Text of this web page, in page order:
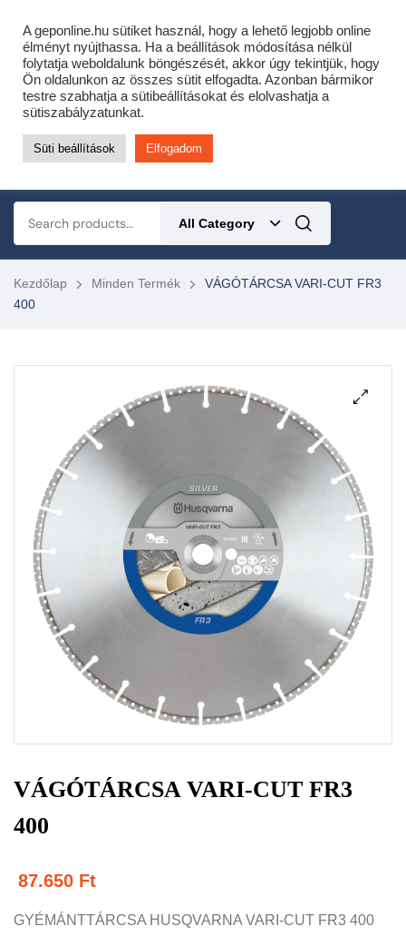
Cofidis expressz online áruhitel 0 % THM-el 10 hónapra!
Most minden akciós HQ láncfűrészhez ajándékba adunk egy fűrészláncot!
Részletek ide kattintva!
KERTÉSZETI – ERDÉSZETI – ÉPÍTŐIPARI GÉP WEBSHOP
All Category
Kezdőlap Minden Termék
VÁGÓTÁRCSA VARI-CUT FR3
400
VÁGÓTÁRCSA VARI-CUT FR3
400
87.650 Ft
GYÉMÁNTTÁRCSA HUSQVARNA VARI-CUT FR3 400
A geponline.hu sütiket használ, hogy a lehető legjobb online
élményt nyújthassa. Ha a beállítások módosítása nélkül
folytatja weboldalunk böngészését, akkor úgy tekintjük, hogy
Ön oldalunkon az összes sütit elfogadta. Azonban bármikor
testre szabhatja a sütibeállításokat és elolvashatja a
sütiszabályzatunkat.
Süti beállítások Elfogadom